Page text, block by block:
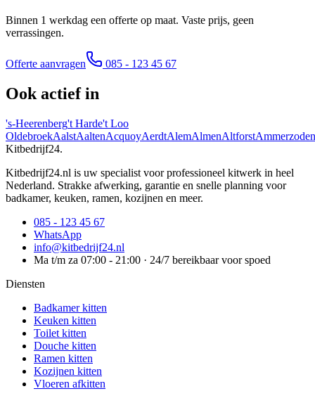
Binnen 1 werkdag een offerte op maat. Vaste prijs, geen
verrassingen.
Offerte aanvragen 085 - 123 45 67
Ook actief in
's-Heerenberg't Harde't Loo
OldebroekAalstAaltenAcquoyAerdtAlemAlmenAltforstAmmerzoden
Kitbedrijf24.
Kitbedrijf24.nl is uw specialist voor professioneel kitwerk in heel
Nederland. Strakke afwerking, garantie en snelle planning voor
badkamer, keuken, ramen, kozijnen en meer.
085 - 123 45 67
WhatsApp
info@kitbedrijf24.nl
Ma t/m za 07:00 - 21:00 · 24/7 bereikbaar voor spoed
Diensten
Badkamer kitten
Keuken kitten
Toilet kitten
Douche kitten
Ramen kitten
Kozijnen kitten
Vloeren afkitten